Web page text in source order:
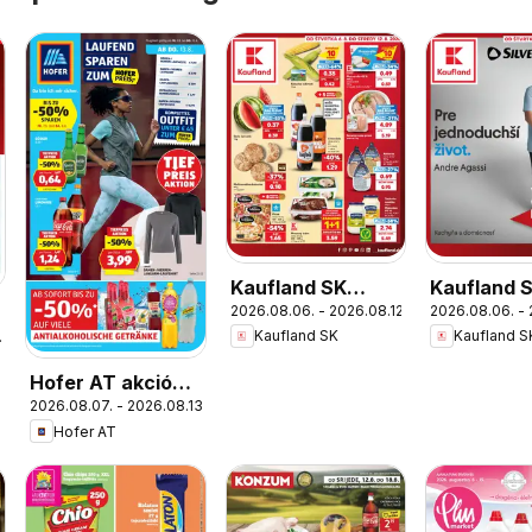
Hofer AT akciós
újság
2026.08.07. - 2026.08.13.
Hofer AT
Kaufland SK
akciós újság
2026.08.06. - 2026.08.12.
Kaufland SK
Kaufland
Nonfood
újság
2026.08.06. -
Kaufland